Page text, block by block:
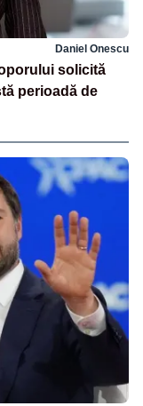
Daniel Onescu
solicită
perioadă de